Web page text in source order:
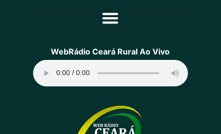
Principal
Programação
Equipe
Contato
WebRádio Ceará Rural Ao Vivo